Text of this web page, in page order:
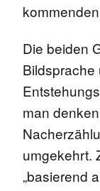
Die beiden
Bildsprache
man
umgekehrt.
„basierend